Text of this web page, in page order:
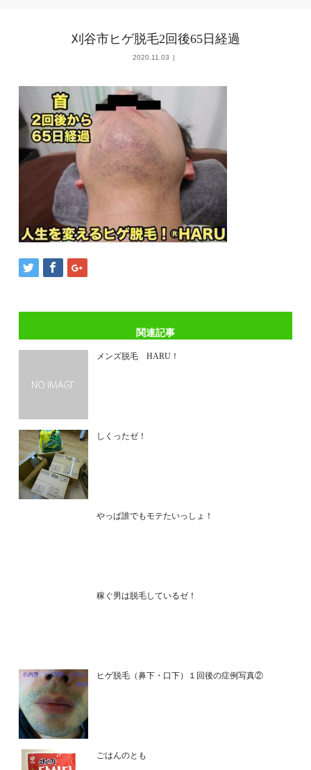
刈谷市ヒゲ脱毛2回後65日経過
2020.11.03
関連記事
メンズ脱毛 HARU！
しくったゼ！
やっぱ誰でもモテたいっしょ！
稼ぐ男は脱毛しているゼ！
ヒゲ脱毛（鼻下・口下）１回後の症例写真②
ごはんのとも